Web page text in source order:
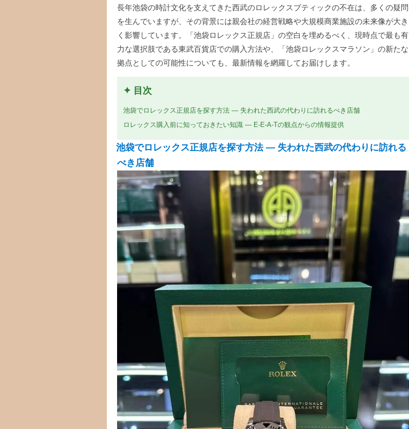
長年池袋の時計文化を支えてきた西武のロレックスブティックの不在は、多くの疑問
を生んでいますが、その背景には親会社の経営戦略や大規模商業施設の未来像が大き
く影響しています。「池袋ロレックス正規店」の空白を埋めるべく、現時点で最も有
力な選択肢である東武百貨店での購入方法や、「池袋ロレックスマラソン」の新たな
拠点としての可能性についても、最新情報を網羅してお届けします。
✦ 目次
池袋でロレックス正規店を探す方法 — 失われた西武の代わりに訪れるべき店舗
ロレックス購入前に知っておきたい知識 — E-E-A-Tの観点からの情報提供
池袋でロレックス正規店を探す方法 — 失われた西武の代わりに訪れる
べき店舗